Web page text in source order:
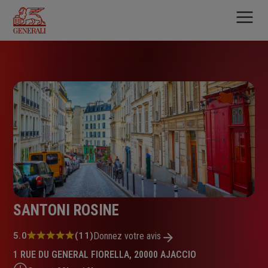
contenu
principal
SANTONI ROSINE
Note
5.0
5.0 (11)Donnez votre avis
1 RUE DU GENERAL FIORELLA, 20000 AJACCIO